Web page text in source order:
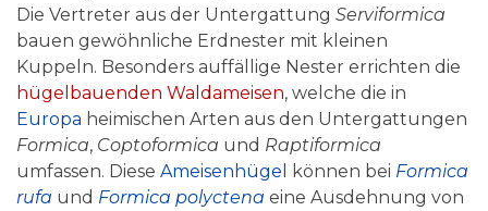
Die Vertreter aus der Untergattung Serviformica
bauen gewöhnliche Erdnester mit kleinen
Kuppeln. Besonders auffällige Nester errichten die
hügelbauenden Waldameisen, welche die in
Europa heimischen Arten aus den Untergattungen
Formica, Coptoformica und Raptiformica
umfassen. Diese Ameisenhügel können bei Formica
rufa und Formica polyctena eine Ausdehnung von